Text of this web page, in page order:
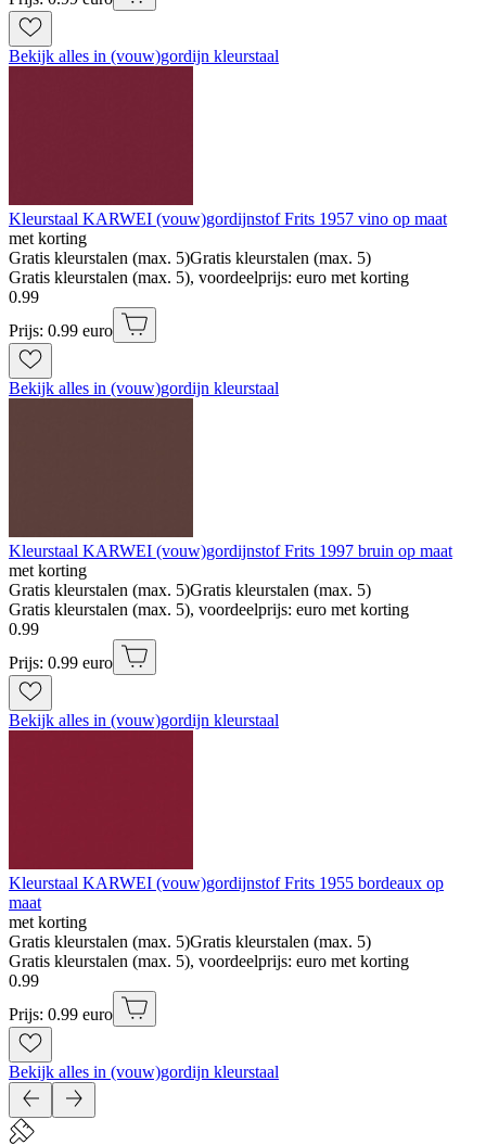
Bekijk alles in (vouw)gordijn kleurstaal
Kleurstaal KARWEI (vouw)gordijnstof Frits 1957 vino op maat
met korting
Gratis kleurstalen (max. 5)Gratis kleurstalen (max. 5)
Gratis kleurstalen (max. 5), voordeelprijs: euro met korting
0.99
Prijs: 0.99 euro
Bekijk alles in (vouw)gordijn kleurstaal
Kleurstaal KARWEI (vouw)gordijnstof Frits 1997 bruin op maat
met korting
Gratis kleurstalen (max. 5)Gratis kleurstalen (max. 5)
Gratis kleurstalen (max. 5), voordeelprijs: euro met korting
0.99
Prijs: 0.99 euro
Bekijk alles in (vouw)gordijn kleurstaal
Kleurstaal KARWEI (vouw)gordijnstof Frits 1955 bordeaux op
maat
met korting
Gratis kleurstalen (max. 5)Gratis kleurstalen (max. 5)
Gratis kleurstalen (max. 5), voordeelprijs: euro met korting
0.99
Prijs: 0.99 euro
Bekijk alles in (vouw)gordijn kleurstaal